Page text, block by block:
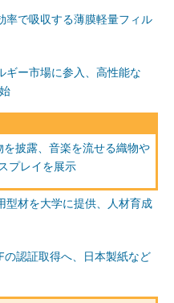
率で吸収する薄膜軽量フィル
ギー市場に参入、高性能な
を披露、音楽を流せる織物や
プレイを展示
型材を大学に提供、人材育成
の認証取得へ、日本製紙など